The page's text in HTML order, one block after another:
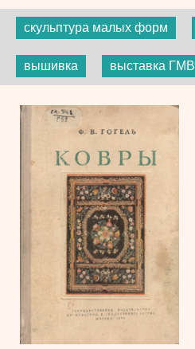
скульптура малых форм
вышивка выставка ГМВ